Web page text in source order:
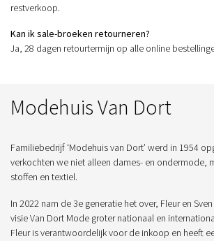
restverkoop.
Kan ik sale-broeken retourneren?
Ja, 28 dagen retourtermijn op alle online
Modehuis Van Dort
Familiebedrijf ‘Modehuis van Dort’ werd in 1954
verkochten we niet alleen dames- en ondermode,
stoffen en textiel.
In 2022 nam de 3e generatie het over, Fleur en
visie Van Dort Mode groter nationaal en
Fleur is verantwoordelijk voor de inkoop en heeft